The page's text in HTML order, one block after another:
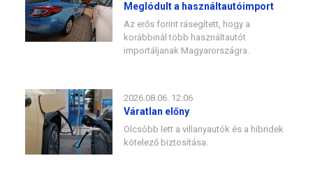
Meglódult a használtautóimport
Az erős forint rásegített, hogy a
korábbinál több használtautót
importáljanak Magyarországra.
2026.08.06. 12:06
Váratlan előny
Olcsóbb lett a villanyautók és a hibridek
kötelező biztosítása.